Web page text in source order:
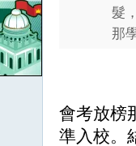
髮
那
會考放榜
準入校。